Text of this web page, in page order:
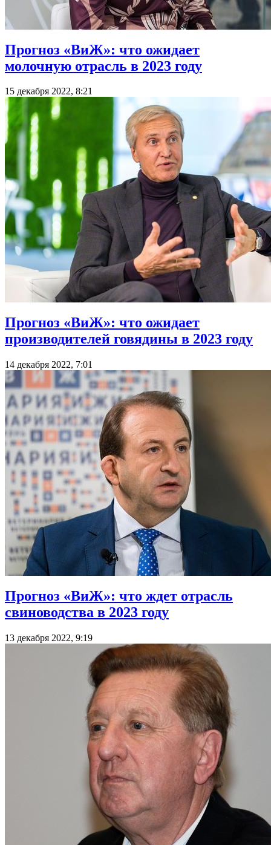
Прогноз «ВиЖ»: что ожидает
молочную отрасль в 2023 году
15 декабря 2022, 8:21
Прогноз «ВиЖ»: что ожидает
производителей говядины в 2023 году
14 декабря 2022, 7:01
Прогноз «ВиЖ»: что ждет отрасль
свиноводства в 2023 году
13 декабря 2022, 9:19